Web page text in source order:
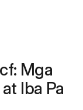
Mga
Iba Pa